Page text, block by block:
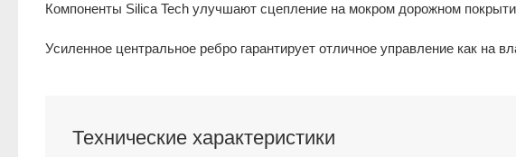
Компоненты Silica Tech улучшают сцепление на мокром дорожном
Усиленное центральное ребро гарантирует отличное управление как на
Технические характеристики